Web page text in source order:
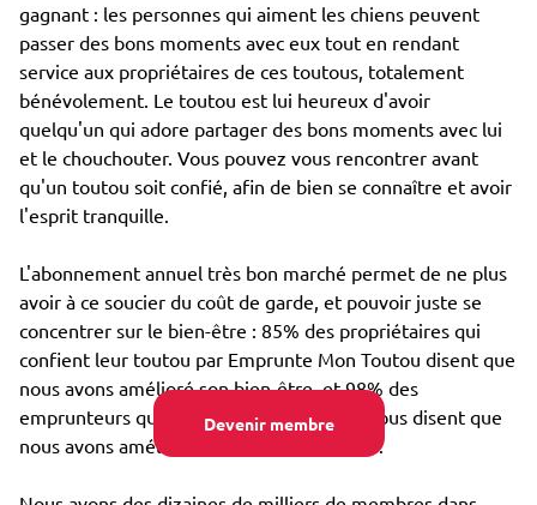
Devenir membre
gagnant : les personnes qui aiment les chiens peuvent
passer des bons moments avec eux tout en rendant
service aux propriétaires de ces toutous, totalement
bénévolement. Le toutou est lui heureux d'avoir
quelqu'un qui adore partager des bons moments avec lui
et le chouchouter. Vous pouvez vous rencontrer avant
qu'un toutou soit confié, afin de bien se connaître et avoir
l'esprit tranquille.
L'abonnement annuel très bon marché permet de ne plus
avoir à ce soucier du coût de garde, et pouvoir juste se
concentrer sur le bien-être : 85% des propriétaires qui
confient leur toutou par Emprunte Mon Toutou disent que
nous avons amélioré son bien-être, et 98% des
emprunteurs qui s'occupent d'un toutou nous disent que
nous avons amélioré leur propre bien-être.